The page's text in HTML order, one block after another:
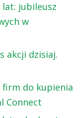
lat: jubileusz
w
akcji dzisiaj.
firm do kupienia
Connect